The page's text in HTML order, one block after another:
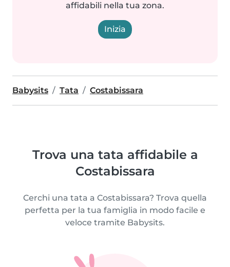
affidabili nella tua zona.
Inizia
Babysits Tata Costabissara
Trova una tata affidabile a
Costabissara
Cerchi una tata a Costabissara? Trova quella
perfetta per la tua famiglia in modo facile e
veloce tramite Babysits.